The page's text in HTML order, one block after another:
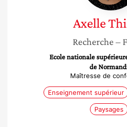
Axelle
Recherche –
Ecole nationale
de
Maîtresse de
Enseignement supérieur
Paysages